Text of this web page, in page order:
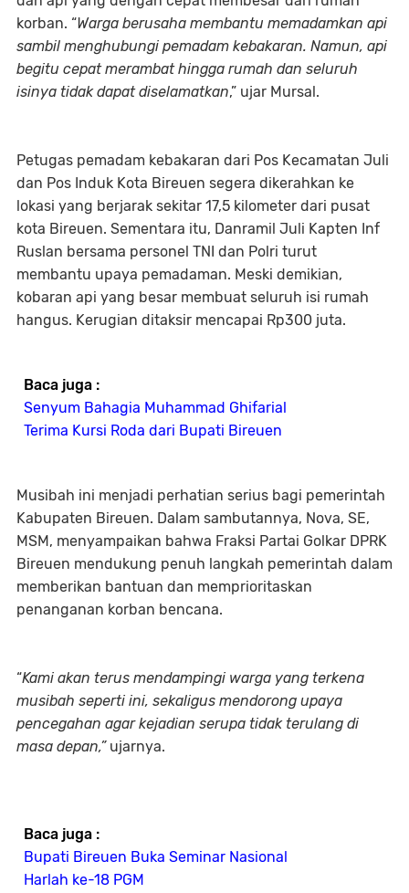
korban. “Warga berusaha membantu memadamkan api
sambil menghubungi pemadam kebakaran. Namun, api
begitu cepat merambat hingga rumah dan seluruh
isinya tidak dapat diselamatkan,” ujar Mursal.
Petugas pemadam kebakaran dari Pos Kecamatan Juli
dan Pos Induk Kota Bireuen segera dikerahkan ke
lokasi yang berjarak sekitar 17,5 kilometer dari pusat
kota Bireuen. Sementara itu, Danramil Juli Kapten Inf
Ruslan bersama personel TNI dan Polri turut
membantu upaya pemadaman. Meski demikian,
kobaran api yang besar membuat seluruh isi rumah
hangus. Kerugian ditaksir mencapai Rp300 juta.
Baca juga :
Senyum Bahagia Muhammad Ghifarial
Terima Kursi Roda dari Bupati Bireuen
Musibah ini menjadi perhatian serius bagi pemerintah
Kabupaten Bireuen. Dalam sambutannya, Nova, SE,
MSM, menyampaikan bahwa Fraksi Partai Golkar DPRK
Bireuen mendukung penuh langkah pemerintah dalam
memberikan bantuan dan memprioritaskan
penanganan korban bencana.
“Kami akan terus mendampingi warga yang terkena
musibah seperti ini, sekaligus mendorong upaya
pencegahan agar kejadian serupa tidak terulang di
masa depan,”ujarnya.
Baca juga :
Bupati Bireuen Buka Seminar Nasional
Harlah ke-18 PGM